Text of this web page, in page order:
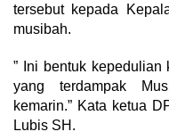
tersebut kepada
musibah.
” Ini bentuk kepedulian
yang terdampak
kemarin.” Kata ketua
Lubis SH.